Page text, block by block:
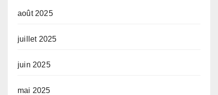
août 2025
juillet 2025
juin 2025
mai 2025